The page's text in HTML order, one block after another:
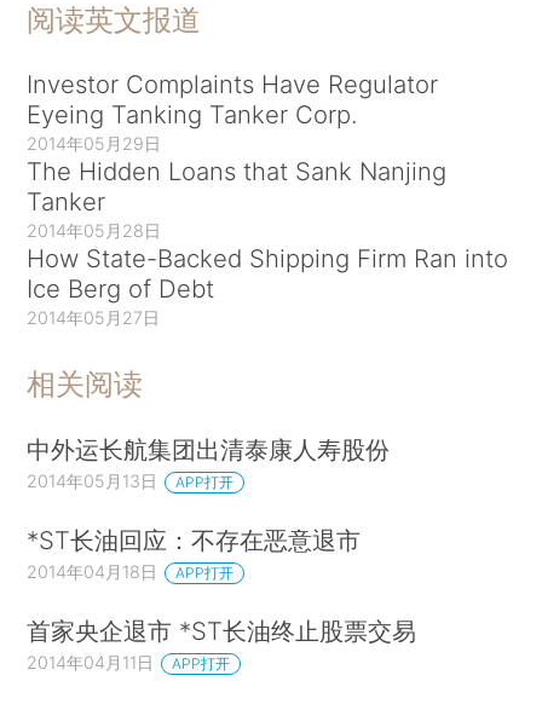
阅读英文报道
Investor Complaints Have Regulator
Eyeing Tanking Tanker Corp.
2014年05月29日
The Hidden Loans that Sank Nanjing
Tanker
2014年05月28日
How State-Backed Shipping Firm Ran into
Ice Berg of Debt
2014年05月27日
相关阅读
中外运长航集团出清泰康人寿股份
2014年05月13日 APP打开
*ST长油回应：不存在恶意退市
2014年04月18日 APP打开
首家央企退市 *ST长油终止股票交易
2014年04月11日 APP打开